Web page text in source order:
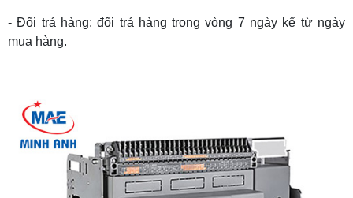
- Đổi trả hàng: đổi trả hàng trong vòng 7 ngày kể từ ngày
mua hàng.